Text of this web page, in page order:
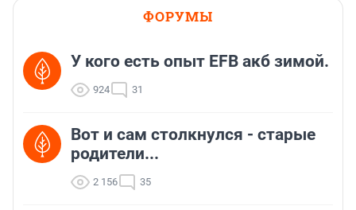
ФОРУМЫ
У кого есть опыт EFB акб зимой.
924 31
Вот и сам столкнулся - старые
родители...
2 156 35